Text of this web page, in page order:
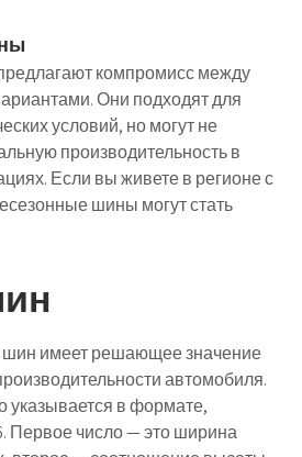
компромисс между
Они подходят для
условий, но могут не
производительность в
Если вы живете в регионе с
шины могут стать
имеет решающее значение
автомобиля.
в формате,
Первое число — это ширина